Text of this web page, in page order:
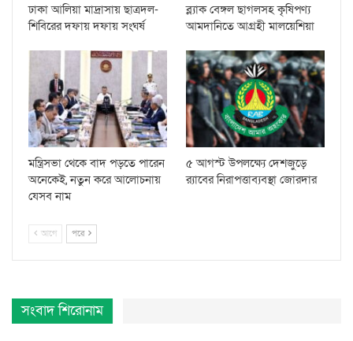
ঢাকা আলিয়া মাদ্রাসায় ছাত্রদল-
শিবিরের দফায় দফায় সংঘর্ষ
ব্ল্যাক বেঙ্গল ছাগলসহ কৃষিপণ্য
আমদানিতে আগ্রহী মালয়েশিয়া
মন্ত্রিসভা থেকে বাদ পড়তে পারেন
অনেকেই, নতুন করে আলোচনায়
যেসব নাম
৫ আগস্ট উপলক্ষ্যে দেশজুড়ে
র‌্যাবের নিরাপত্তাব্যবস্থা জোরদার
আগে পরে
সংবাদ শিরোনাম